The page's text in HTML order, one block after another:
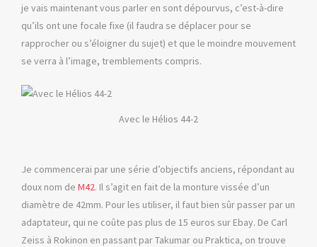
je vais maintenant vous parler en sont dépourvus, c’est-à-dire
qu’ils ont une focale fixe (il faudra se déplacer pour se
rapprocher ou s’éloigner du sujet) et que le moindre mouvement
se verra à l’image, tremblements compris.
Avec le Hélios 44-2
Je commencerai par une série d’objectifs anciens, répondant au
doux nom de M42. Il s’agit en fait de la monture vissée d’un
diamètre de 42mm. Pour les utiliser, il faut bien sûr passer par un
adaptateur, qui ne coûte pas plus de 15 euros sur Ebay. De Carl
Zeiss à Rokinon en passant par Takumar ou Praktica, on trouve